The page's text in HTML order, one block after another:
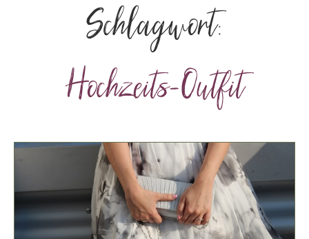
Schlagwort:
Hochzeits-Outfit